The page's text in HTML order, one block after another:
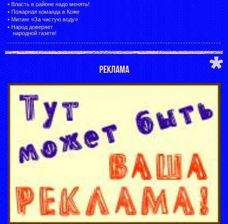
• Власть в районе надо менять!
• Пожарная команда в Коже
• Митинг «За чистую воду»
• Народ доверяет
народной газете!
РЕКЛАМА